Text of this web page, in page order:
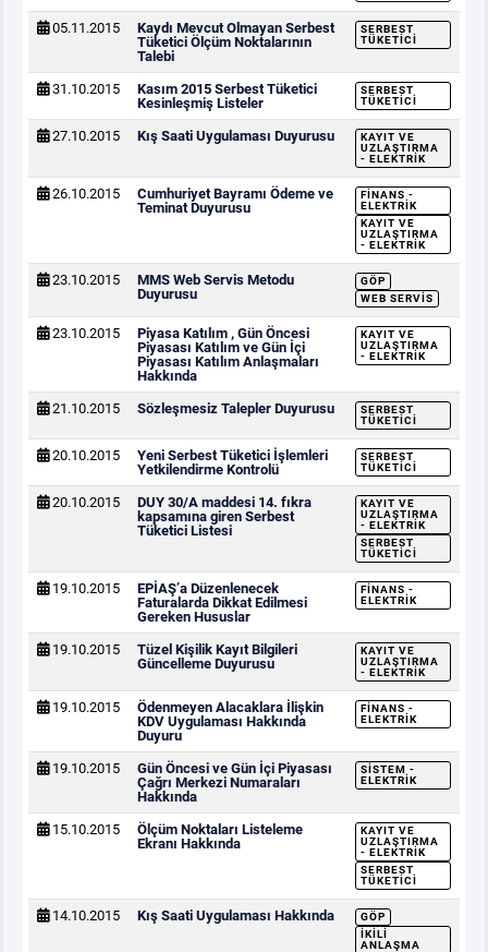
05.11.2015
Kaydı Mevcut Olmayan Serbest
Tüketici Ölçüm Noktalarının
Talebi
SERBEST
TÜKETICI
31.10.2015
Kasım 2015 Serbest Tüketici
Kesinleşmiş Listeler
SERBEST
TÜKETICI
27.10.2015 Kış Saati Uygulaması Duyurusu
KAYIT VE
UZLAŞTIRMA
- ELEKTRIK
26.10.2015
Cumhuriyet Bayramı Ödeme ve
Teminat Duyurusu
FINANS -
ELEKTRIK
KAYIT VE
UZLAŞTIRMA
- ELEKTRIK
23.10.2015
MMS Web Servis Metodu
Duyurusu
GÖP
WEB SERVIS
23.10.2015
Piyasa Katılım , Gün Öncesi
Piyasası Katılım ve Gün İçi
Piyasası Katılım Anlaşmaları
Hakkında
KAYIT VE
UZLAŞTIRMA
- ELEKTRIK
21.10.2015 Sözleşmesiz Talepler Duyurusu
SERBEST
TÜKETICI
20.10.2015
Yeni Serbest Tüketici İşlemleri
Yetkilendirme Kontrolü
SERBEST
TÜKETICI
20.10.2015
DUY 30/A maddesi 14. fıkra
kapsamına giren Serbest
Tüketici Listesi
KAYIT VE
UZLAŞTIRMA
- ELEKTRIK
SERBEST
TÜKETICI
19.10.2015
EPİAŞ’a Düzenlenecek
Faturalarda Dikkat Edilmesi
Gereken Hususlar
FINANS -
ELEKTRIK
19.10.2015
Tüzel Kişilik Kayıt Bilgileri
Güncelleme Duyurusu
KAYIT VE
UZLAŞTIRMA
- ELEKTRIK
19.10.2015
Ödenmeyen Alacaklara İlişkin
KDV Uygulaması Hakkında
Duyuru
FINANS -
ELEKTRIK
19.10.2015
Gün Öncesi ve Gün İçi Piyasası
Çağrı Merkezi Numaraları
Hakkında
SISTEM -
ELEKTRIK
15.10.2015
Ölçüm Noktaları Listeleme
Ekranı Hakkında
KAYIT VE
UZLAŞTIRMA
- ELEKTRIK
SERBEST
TÜKETICI
14.10.2015 Kış Saati Uygulaması Hakkında
GÖP
İKILI
ANLAŞMA